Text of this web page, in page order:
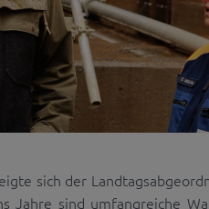
sich der
Jahre sind umfangreiche